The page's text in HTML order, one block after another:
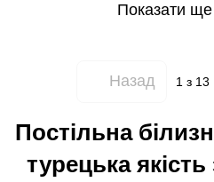
Показати
Назад 1 з 13
Постільна
турецька